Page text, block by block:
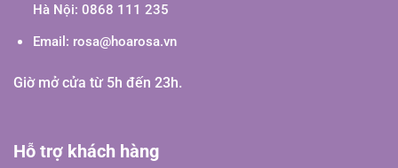
Hà Nội: 0868 111 235
Email: rosa@hoarosa.vn
Giờ mở cửa từ 5h đến 23h.
Hỗ trợ khách hàng